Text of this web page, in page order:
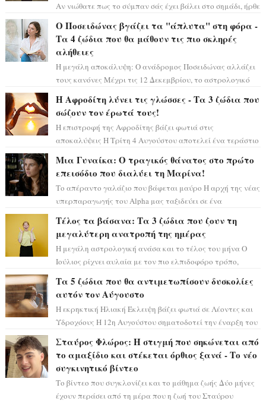
Αν νιώθατε πως το σύμπαν σάς έχει βάλει στο σημάδι, ήρθε
Ο Ποσειδώνας βγάζει τα "άπλυτα" στη φόρα -
Τα 4 ζώδια που θα μάθουν τις πιο σκληρές
αλήθειες
Η μεγάλη αποκάλυψη: Ο ανάδρομος Ποσειδώνας αλλάζει
τους κανόνες Μέχρι τις 12 Δεκεμβρίου, το αστρολογικό
Η Αφροδίτη λύνει τις γλώσσες - Τα 3 ζώδια που
σώζουν τον έρωτά τους!
Η επιστροφή της Αφροδίτης βάζει φωτιά στις
αποκαλύψεις Η Τρίτη 4 Αυγούστου αποτελεί ένα τεράστιο
Μια Γυναίκα: Ο τραγικός θάνατος στο πρώτο
επεισόδιο που διαλύει τη Μαρίνα!
Το απέραντο γαλάζιο που βάφεται μαύρο Η αρχή της νέας
υπερπαραγωγής του Alpha μας ταξιδεύει σε ένα
Τέλος τα βάσανα: Τα 3 ζώδια που ζουν τη
μεγαλύτερη ανατροπή της ημέρας
Η μεγάλη αστρολογική ανάσα και το τέλος του μήνα Ο
Ιούλιος ρίχνει αυλαία με τον πιο ελπιδοφόρο τρόπο,
Τα 5 ζώδια που θα αντιμετωπίσουν δυσκολίες
αυτόν τον Αύγουστο
Η εκρηκτική Ηλιακή Έκλειψη βάζει φωτιά σε Λέοντες και
Υδροχόους Η 12η Αυγούστου σηματοδοτεί την έναρξη του
Σταύρος Φλώρος: Η στιγμή που σηκώνεται από
το αμαξίδιο και στέκεται όρθιος ξανά - Το νέο
συγκινητικό βίντεο
Το βίντεο που συγκλονίζει και το μάθημα ζωής Δύο μήνες
έχουν περάσει από τη μέρα που η ζωή του Σταύρου